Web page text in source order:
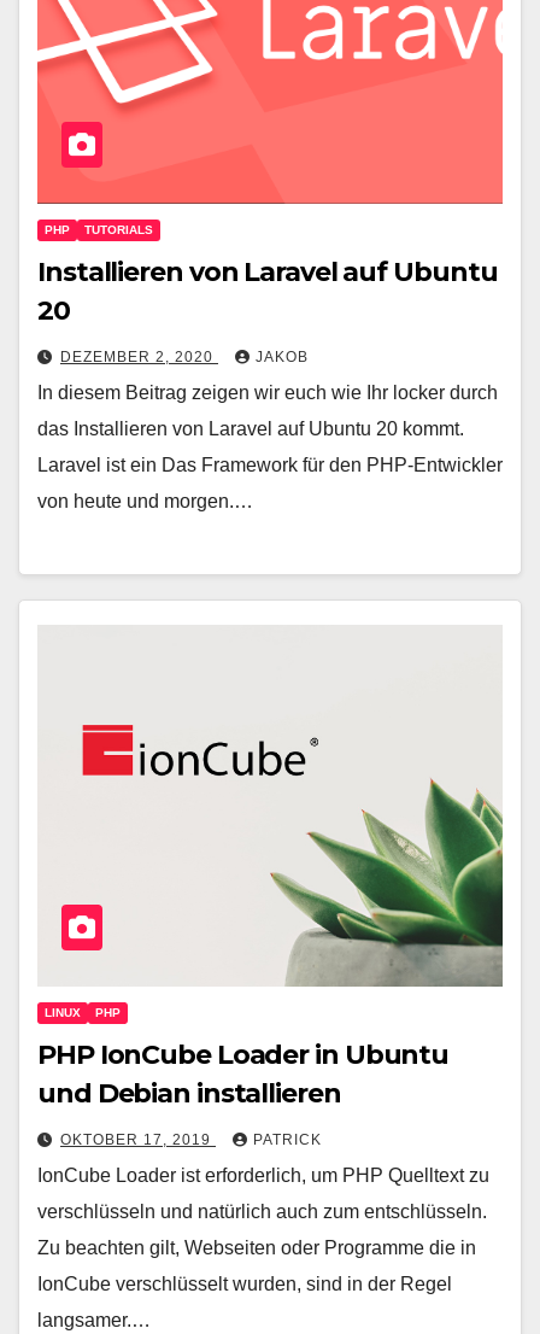
PHP TUTORIALS
Installieren von Laravel auf Ubuntu
20
DEZEMBER 2, 2020 JAKOB
In diesem Beitrag zeigen wir euch wie Ihr locker durch
das Installieren von Laravel auf Ubuntu 20 kommt.
Laravel ist ein Das Framework für den PHP-Entwickler
von heute und morgen.…
LINUX PHP
PHP IonCube Loader in Ubuntu
und Debian installieren
OKTOBER 17, 2019 PATRICK
IonCube Loader ist erforderlich, um PHP Quelltext zu
verschlüsseln und natürlich auch zum entschlüsseln.
Zu beachten gilt, Webseiten oder Programme die in
IonCube verschlüsselt wurden, sind in der Regel
langsamer.…